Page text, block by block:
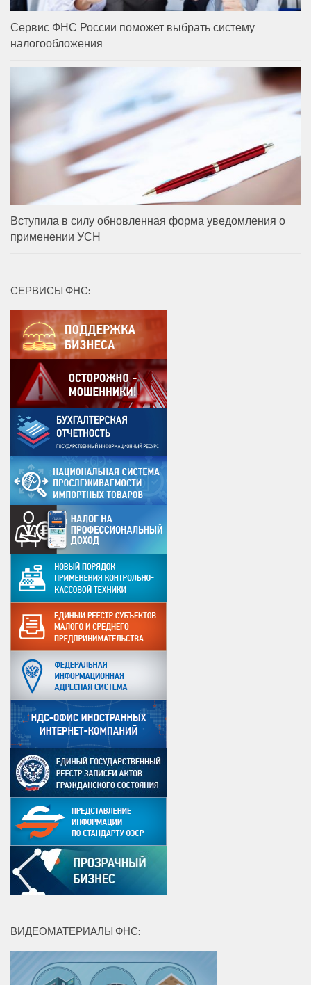
Сервис ФНС России поможет выбрать систему
налогообложения
Вступила в силу обновленная форма уведомления о
применении УСН
СЕРВИСЫ ФНС:
ВИДЕОМАТЕРИАЛЫ ФНС: